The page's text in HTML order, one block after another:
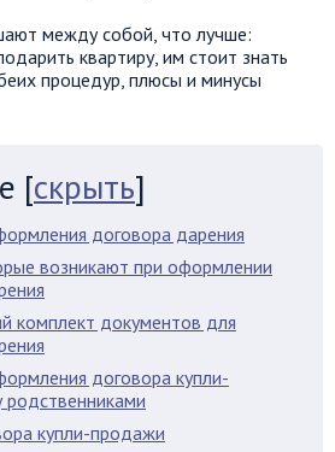
между собой, что лучше:
квартиру, им стоит знать
процедур, плюсы и минусы
[скрыть]
договора дарения
возникают при оформлении
комплект документов для
договора купли-
купли-продажи